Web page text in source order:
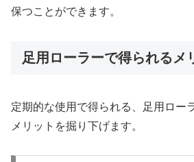
保つことができます。
足用ローラーで得られるメ
定期的な使用で得られる、足用ロー
メリットを掘り下げます。